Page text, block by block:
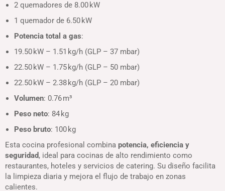
2 quemadores de 8.00 kW
1 quemador de 6.50 kW
Potencia total a gas:
19.50 kW – 1.51 kg/h (GLP – 37 mbar)
22.50 kW – 1.75 kg/h (GLP – 50 mbar)
22.50 kW – 2.38 kg/h (GLP – 20 mbar)
Volumen: 0.76 m³
Peso neto: 84 kg
Peso bruto: 100 kg
Esta cocina profesional combina potencia, eficiencia y
seguridad, ideal para cocinas de alto rendimiento como
restaurantes, hoteles y servicios de catering. Su diseño facilita
la limpieza diaria y mejora el flujo de trabajo en zonas
calientes.